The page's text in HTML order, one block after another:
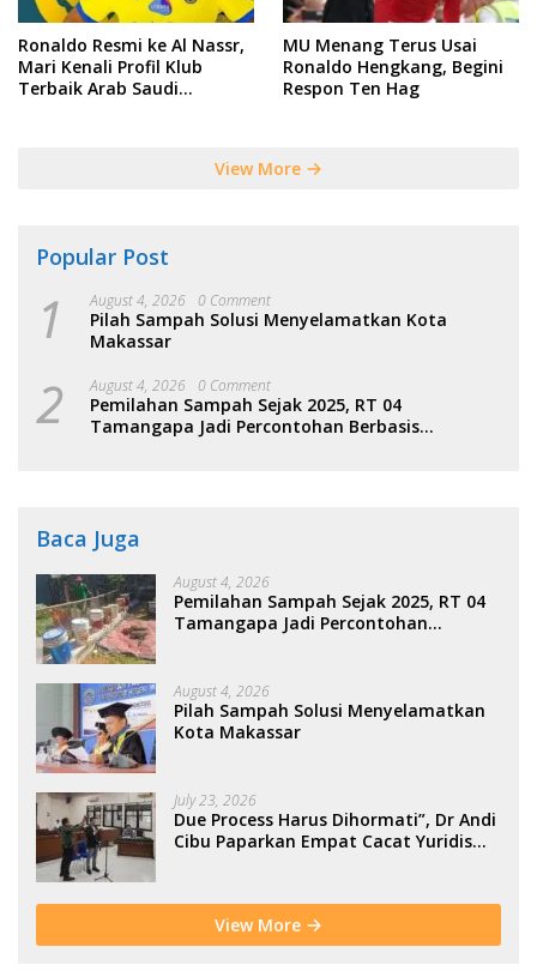
Ronaldo Resmi ke Al Nassr,
Mari Kenali Profil Klub
Terbaik Arab Saudi
MU Menang Terus Usai
Ronaldo Hengkang, Begini
Respon Ten Hag
View More
Popular Post
1 August 4, 2026 0 Comment
Pilah Sampah Solusi Menyelamatkan Kota
Makassar
2 August 4, 2026 0 Comment
Pemilahan Sampah Sejak 2025, RT 04
Tamangapa Jadi Percontohan Berbasis
Baca Juga
August 4, 2026
Pemilahan Sampah Sejak 2025, RT 04
Tamangapa Jadi Percontohan
August 4, 2026
Pilah Sampah Solusi Menyelamatkan
Kota Makassar
July 23, 2026
Due Process Harus Dihormati”, Dr Andi
Cibu Paparkan Empat Cacat Yuridis
View More